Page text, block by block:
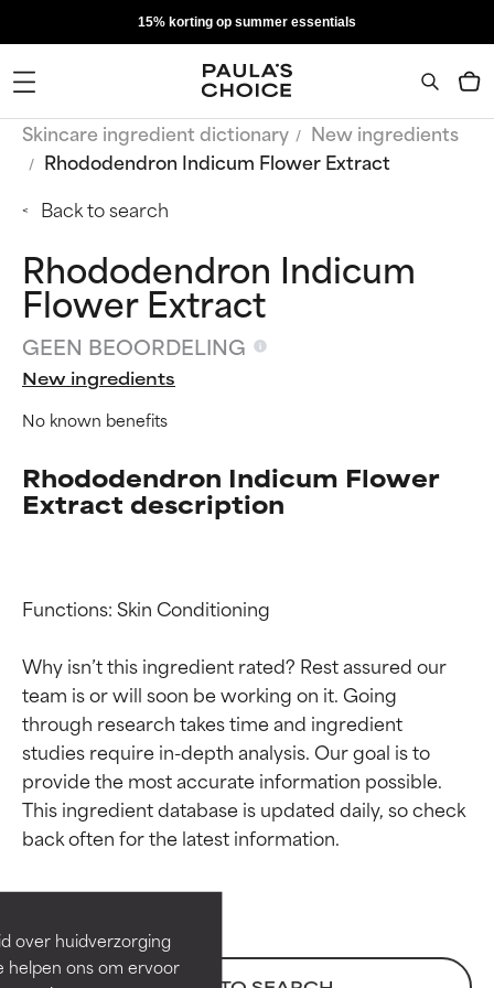
over huidverzorging
helpen ons om ervoor
15% korting op summer essentials
Skincare ingredient dictionary
New ingredients
Rhododendron Indicum Flower Extract
Back to search
Rhododendron Indicum
Flower Extract
GEEN BEOORDELING
New ingredients
No known benefits
Rhododendron Indicum Flower
Extract description
Functions: Skin Conditioning
Why isn’t this ingredient rated? Rest assured our
team is or will soon be working on it. Going
through research takes time and ingredient
studies require in-depth analysis. Our goal is to
provide the most accurate information possible.
This ingredient database is updated daily, so check
Beoordelingen van
ingrediënten
Bewezen en ondersteund door
onafhankelijk onderzoek.
Beoordelingen van
ingrediënten
Bewezen en ondersteund door
onafhankelijk onderzoek.